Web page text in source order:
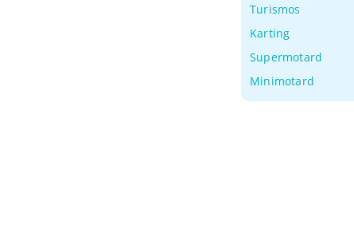
Turismos
Karting
Supermotard
Minimotard